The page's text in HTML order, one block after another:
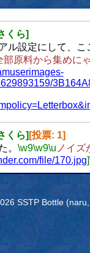
くら]
ル設定にして、こ
原料から集めに
くら] [投票: 1]
。 \w9\w9\u ノイズ
file/170.jpg]
SSTP Bottle